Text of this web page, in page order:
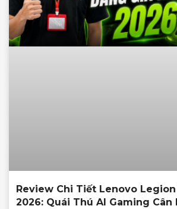
Review Chi Tiết Lenovo Legion
2026: Quái Thú AI Gaming Cân